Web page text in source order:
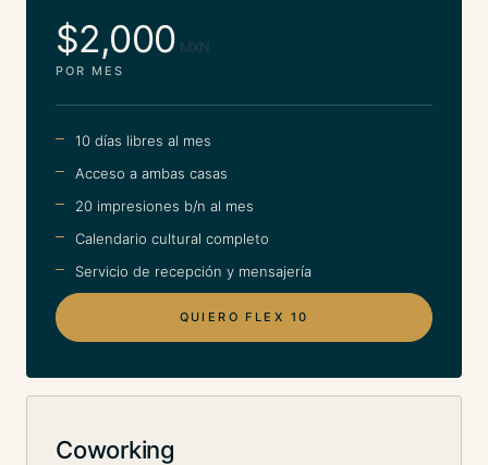
$2,000 MXN
POR MES
10 días libres al mes
Acceso a ambas casas
20 impresiones b/n al mes
Calendario cultural completo
Servicio de recepción y mensajería
QUIERO FLEX 10
Coworking